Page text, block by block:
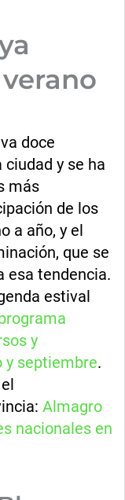
doce
y se ha
más
de los
a año, y el
que se
esa tendencia.
estival
y
y septiembre.
Almagro
nacionales en